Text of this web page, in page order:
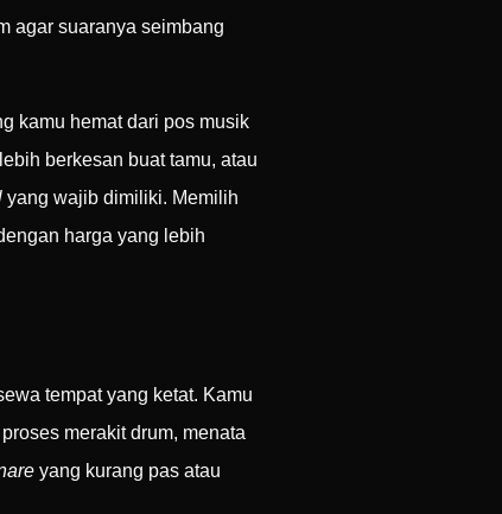
agar suaranya seimbang
kamu hemat dari pos musik
berkesan buat tamu, atau
yang wajib dimiliki. Memilih
harga yang lebih
tempat yang ketat. Kamu
merakit drum, menata
yang kurang pas atau